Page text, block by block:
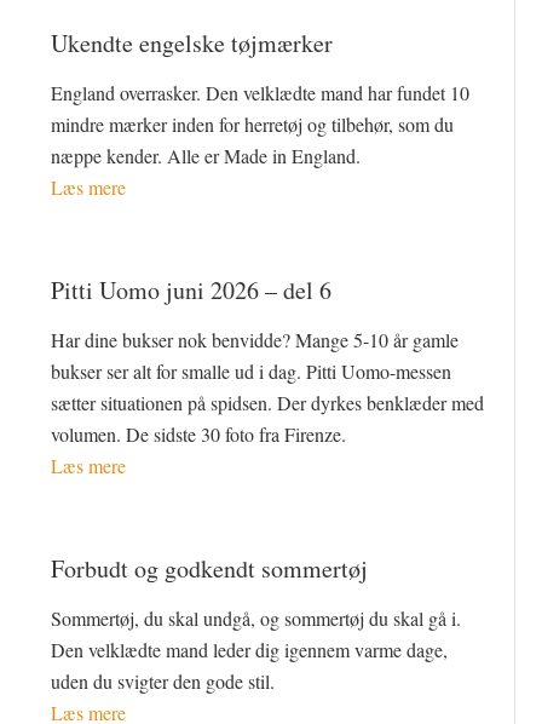
Ukendte engelske tøjmærker
England overrasker. Den velklædte mand har fundet 10
mindre mærker inden for herretøj og tilbehør, som du
næppe kender. Alle er Made in England.
Læs mere
Pitti Uomo juni 2026 – del 6
Har dine bukser nok benvidde? Mange 5-10 år gamle
bukser ser alt for smalle ud i dag. Pitti Uomo-messen
sætter situationen på spidsen. Der dyrkes benklæder med
volumen. De sidste 30 foto fra Firenze.
Læs mere
Forbudt og godkendt sommertøj
Sommertøj, du skal undgå, og sommertøj du skal gå i.
Den velklædte mand leder dig igennem varme dage,
uden du svigter den gode stil.
Læs mere